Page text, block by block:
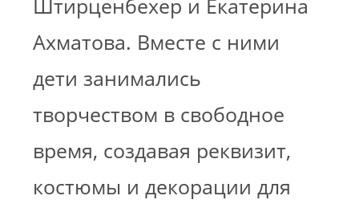
Штирценбехер и Екатерина
Ахматова. Вместе с ними
дети занимались
творчеством в свободное
время, создавая реквизит,
костюмы и декорации для